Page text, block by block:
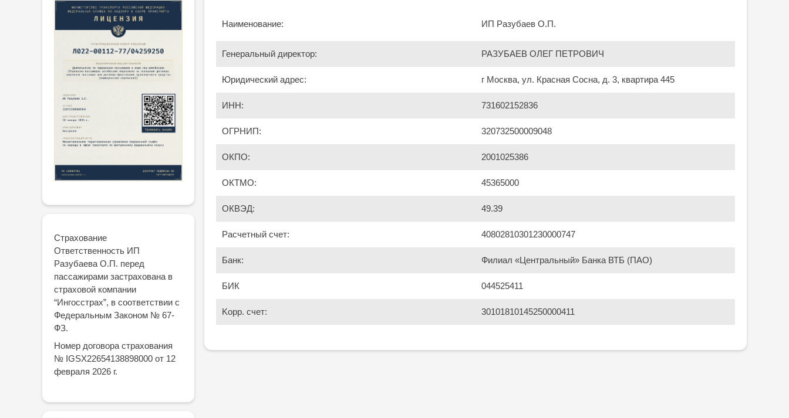
Наименование: ИП Разубаев О.П.
Генеральный директор: РАЗУБАЕВ ОЛЕГ ПЕТРОВИЧ
Юридический адрес: г Москва, ул. Красная Сосна, д. 3, квартира 445
ИНН: 731602152836
ОГРНИП: 320732500009048
ОКПО: 2001025386
ОКТМО: 45365000
ОКВЭД: 49.39
Расчетный счет: 40802810301230000747
Банк: Филиал «Центральный» Банка ВТБ (ПАО)
БИК 044525411
Kорр. счет: 30101810145250000411
Страхование
Ответственность ИП
Разубаева О.П. перед
пассажирами застрахована в
страховой компании
“Ингосстрах”, в соответствии с
Федеральным Законом № 67-
ФЗ.
Номер договора страхования
№ IGSX22654138898000 от 12
февраля 2026 г.